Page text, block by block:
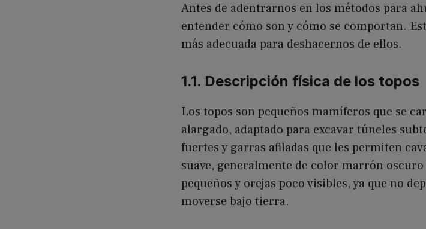
Antes de adentrarnos en los métodos para
entender cómo son y cómo se comportan.
más adecuada para deshacernos de ellos.
1.1. Descripción física de los topos
Los topos son pequeños mamíferos que se
alargado, adaptado para excavar túneles
fuertes y garras afiladas que les permiten
suave, generalmente de color marrón
pequeños y orejas poco visibles, ya que no
moverse bajo tierra.